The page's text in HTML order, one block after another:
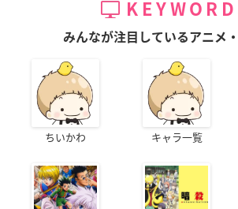
みんなが注目しているアニメ
ちいかわ キャラ一覧